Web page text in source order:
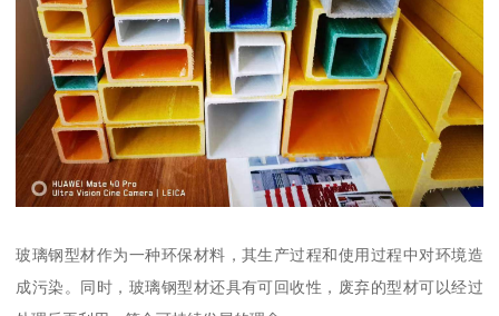
玻璃钢型材作为一种环保材料，其生产过程和使用过程中对环境造
成污染。同时，玻璃钢型材还具有可回收性，废弃的型材可以经过